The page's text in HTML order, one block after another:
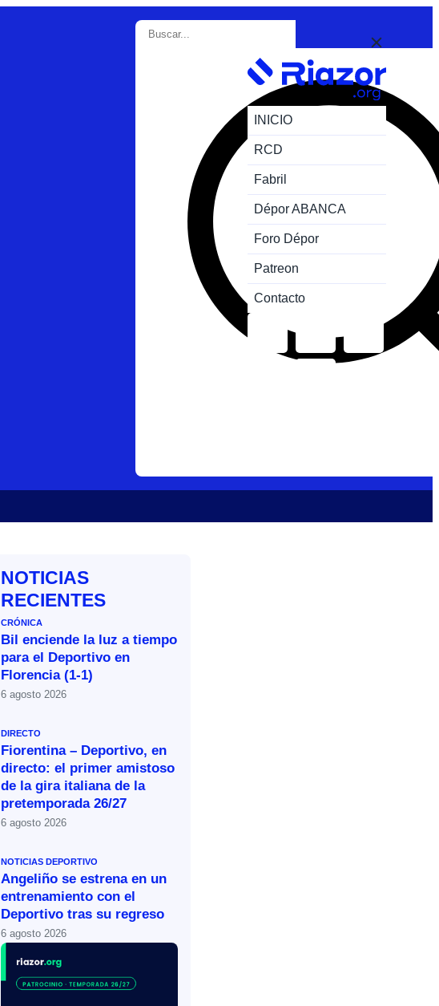
INICIO
RCD
Fabril
Dépor ABANCA
Foro Dépor
Patreon
Contacto
NOTICIAS
RECIENTES
CRÓNICA
Bil enciende la luz a tiempo
para el Deportivo en
Florencia (1-1)
6 agosto 2026
DIRECTO
Fiorentina – Deportivo, en
directo: el primer amistoso
de la gira italiana de la
pretemporada 26/27
6 agosto 2026
NOTICIAS DEPORTIVO
Angeliño se estrena en un
entrenamiento con el
Deportivo tras su regreso
6 agosto 2026